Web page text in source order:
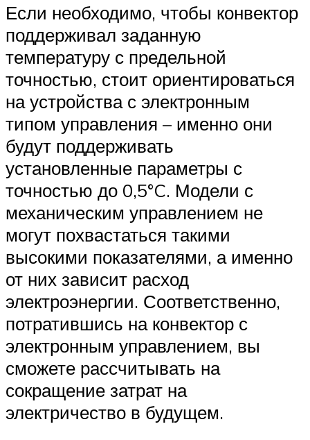
Если необходимо, чтобы конвектор
поддерживал заданную
температуру с предельной
точностью, стоит ориентироваться
на устройства с электронным
типом управления – именно они
будут поддерживать
установленные параметры с
точностью до 0,5°C. Модели с
механическим управлением не
могут похвастаться такими
высокими показателями, а именно
от них зависит расход
электроэнергии. Соответственно,
потратившись на конвектор с
электронным управлением, вы
сможете рассчитывать на
сокращение затрат на
электричество в будущем.